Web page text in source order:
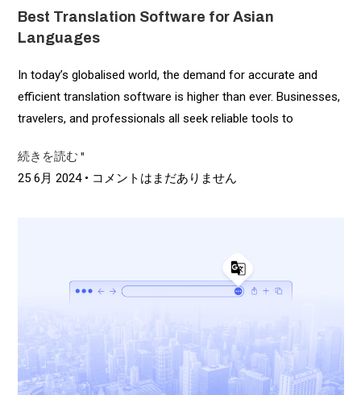
Best Translation Software for Asian
Languages
In today’s globalised world, the demand for accurate and
efficient translation software is higher than ever. Businesses,
travelers, and professionals all seek reliable tools to
続きを読む "
25 6月 2024 コメントはまだありません